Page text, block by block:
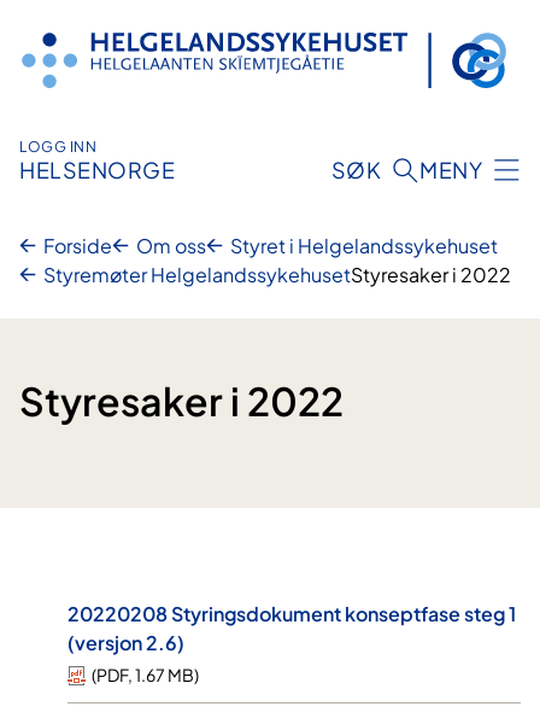
innhold
LOGG INN
HELSENORGE SØK MENY
Forside Om oss
Styret i Helgelandssykehuset
Styremøter HelgelandssykehusetStyresaker i 2022
Styresaker i 2022
20220208 Styringsdokument konseptfase steg 1
(versjon 2.6)
(PDF,1.67 MB)